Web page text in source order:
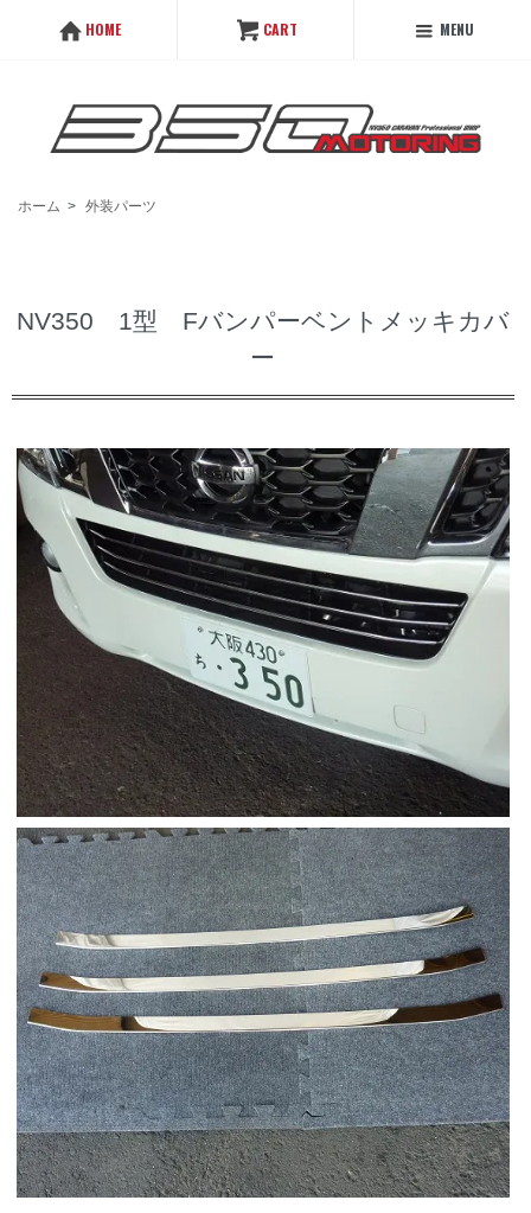
HOME CART MENU
ホーム > 外装パーツ
NV350 1型 Fバンパーベントメッキカバ
ー